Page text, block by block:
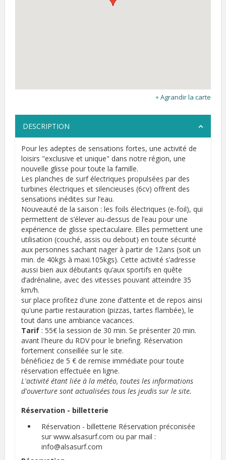
Agrandir la carte
DESCRIPTION
Pour les adeptes de sensations fortes, une activité de
loisirs "exclusive et unique" dans notre région, une
nouvelle glisse pour toute la famille.
Les planches de surf électriques propulsées par des
turbines électriques et silencieuses (6cv) offrent des
sensations inédites sur l’eau.
Nouveauté de la saison : les foils électriques (e-foil), qui
permettent de s’élever au-dessus de l’eau pour une
expérience de glisse spectaculaire. Elles permettent une
utilisation (couché, assis ou debout) en toute sécurité
aux personnes sachant nager à partir de 12ans (soit un
min. de 40kgs à maxi.105kgs). Cette activité s’adresse
aussi bien aux débutants qu’aux sportifs en quête
d’adrénaline, avec des vitesses pouvant atteindre 35
km/h.
sur place profitez d'une zone d’attente et de repos ainsi
qu'une partie restauration (pizzas, tartes flambée), le
tout dans une ambiance vacances.
Tarif : 55€ la session de 30 min. Se présenter 20 min.
avant l'heure du RDV pour le briefing. Réservation
fortement conseillée sur le site.
bénéficiez de 5 € de remise immédiate pour toute
réservation effectuée en ligne.
L'activité étant liée à la météo, toutes les informations
d'ouverture sont actualisées tous les jeudis sur le site.
Réservation - billetterie
Réservation - billetterie Réservation préconisée
sur www.alsasurf.com ou par mail :
info@alsasurf.com